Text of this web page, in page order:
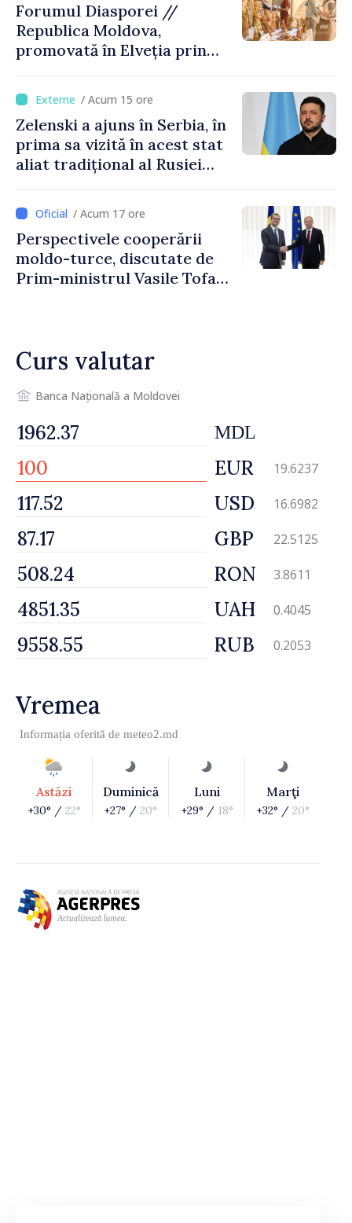
Forumul Diasporei //
Republica Moldova,
promovată în Elveția prin
exporturi
/ Acum 15 ore
Zelenski a ajuns în Serbia, în
prima sa vizită în acest stat
aliat tradițional al Rusiei
/ Acum 17 ore
Perspectivele cooperării
moldo-turce, discutate de
Prim-ministrul Vasile Tofan
Curs valutar
Banca Națională a Moldovei
MDL
EUR 19.6237
USD 16.6982
GBP 22.5125
RON 3.8611
UAH 0.4045
RUB 0.2053
Vremea
Informația oferită de meteo2.md
Astăzi
+30° / 22°
Duminică
+27° / 20°
Luni
+29° / 18°
Marţi
+32° / 20°